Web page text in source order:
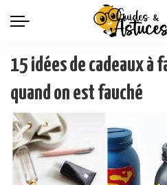
15 idées de cadeaux à
quand on est fauché